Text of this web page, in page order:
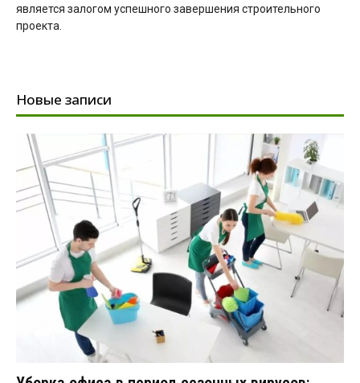
является залогом успешного завершения строительного
проекта.
Новые записи